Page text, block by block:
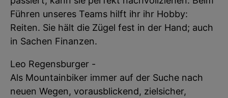
Führen unseres Teams hilft ihr ihr Hobby:
Reiten. Sie hält die Zügel fest in der Hand; auch
in Sachen Finanzen.
Leo Regensburger -
Als Mountainbiker immer auf der Suche nach
neuen Wegen, vorausblickend, zielsicher,